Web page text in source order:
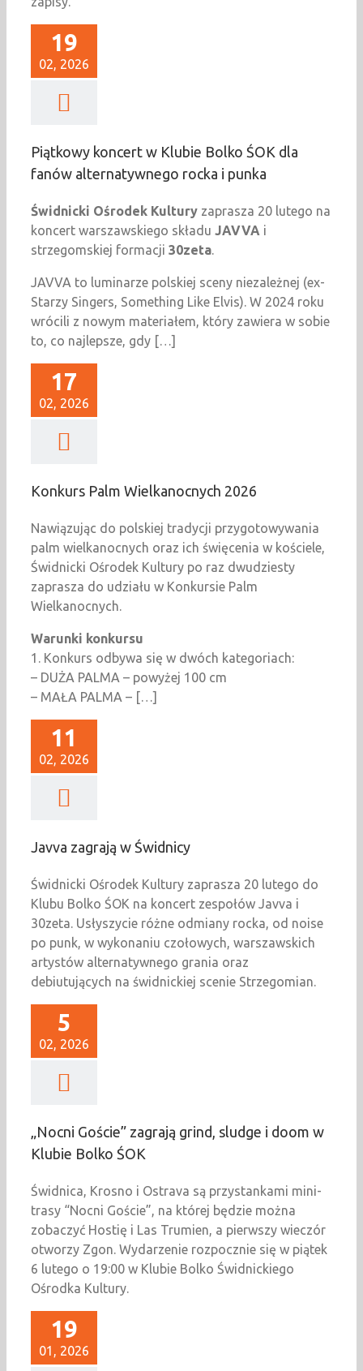
19
02, 2026
Piątkowy koncert w Klubie Bolko ŚOK dla
fanów alternatywnego rocka i punka
Świdnicki Ośrodek Kultury zaprasza 20 lutego na
koncert warszawskiego składu JAVVA i
strzegomskiej formacji 30zeta.
JAVVA to luminarze polskiej sceny niezależnej (ex-
Starzy Singers, Something Like Elvis). W 2024 roku
wrócili z nowym materiałem, który zawiera w sobie
to, co najlepsze, gdy […]
17
02, 2026
Konkurs Palm Wielkanocnych 2026
Nawiązując do polskiej tradycji przygotowywania
palm wielkanocnych oraz ich święcenia w kościele,
Świdnicki Ośrodek Kultury po raz dwudziesty
zaprasza do udziału w Konkursie Palm
Wielkanocnych.
Warunki konkursu
1. Konkurs odbywa się w dwóch kategoriach:
– DUŻA PALMA – powyżej 100 cm
– MAŁA PALMA – […]
11
02, 2026
Javva zagrają w Świdnicy
Świdnicki Ośrodek Kultury zaprasza 20 lutego do
Klubu Bolko ŚOK na koncert zespołów Javva i
30zeta. Usłyszycie różne odmiany rocka, od noise
po punk, w wykonaniu czołowych, warszawskich
artystów alternatywnego grania oraz
debiutujących na świdnickiej scenie Strzegomian.
5
02, 2026
„Nocni Goście” zagrają grind, sludge i doom w
Klubie Bolko ŚOK
Świdnica, Krosno i Ostrava są przystankami mini-
trasy “Nocni Goście”, na której będzie można
zobaczyć Hostię i Las Trumien, a pierwszy wieczór
otworzy Zgon. Wydarzenie rozpocznie się w piątek
6 lutego o 19:00 w Klubie Bolko Świdnickiego
Ośrodka Kultury.
19
01, 2026